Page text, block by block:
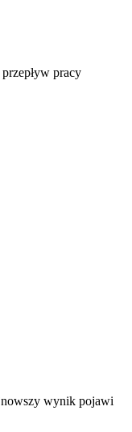
pracy
wynik pojawi